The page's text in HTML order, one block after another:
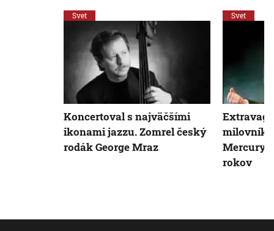
Svet
Koncertoval s najväčšími
ikonami jazzu. Zomrel český
rodák George Mraz
Svet
milovník
Mercury
rokov